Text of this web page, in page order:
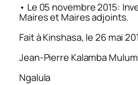
• Le 05 novembre 2015:
Maires et Maires adjoints.
Fait à Kinshasa, le 26 mai
Jean-Pierre Kalamba
Ngalula